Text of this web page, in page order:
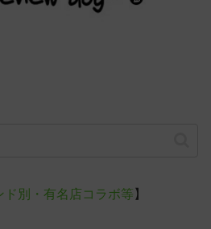
ド別・有名店コラボ等 】